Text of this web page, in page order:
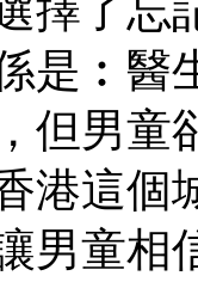
擇了忘
是︰醫
但男童
港這個
男童相